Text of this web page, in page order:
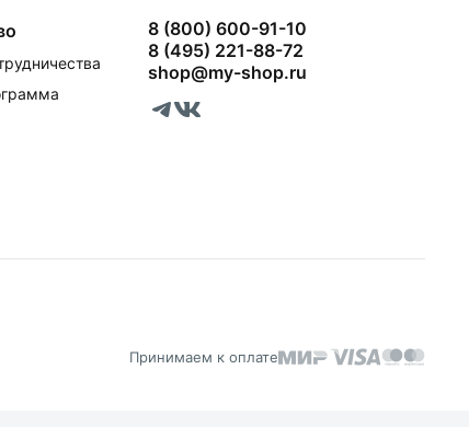
8 (800) 600-91-10
8 (495) 221-88-72
shop@my-shop.ru
Принимаем к оплате